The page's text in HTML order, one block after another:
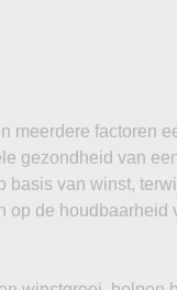
meerdere factoren
gezondheid van
basis van winst,
op de houdbaarheid